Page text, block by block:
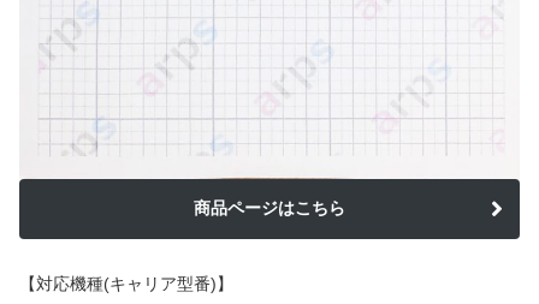
商品ページはこちら
【対応機種(キャリア型番)】